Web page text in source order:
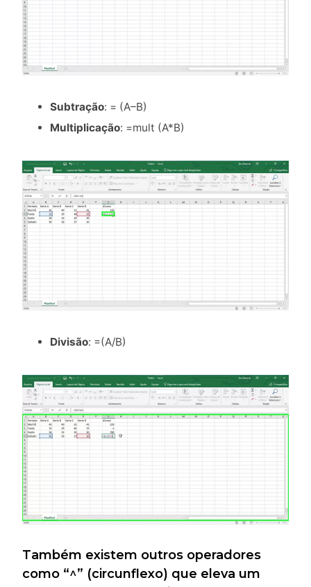
Subtração: = (A–B)
Multiplicação: =mult (A*B)
Divisão: =(A/B)
Também existem outros operadores
como “^” (circunflexo) que eleva um